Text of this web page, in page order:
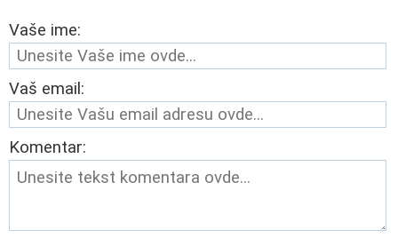
Vaše ime:
Vaš email:
Komentar: